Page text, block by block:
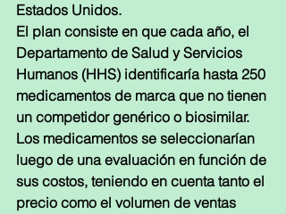
Estados Unidos.
El plan consiste en que cada año, el
Departamento de Salud y Servicios
Humanos (HHS) identificaría hasta 250
medicamentos de marca que no tienen
un competidor genérico o biosimilar.
Los medicamentos se seleccionarían
luego de una evaluación en función de
sus costos, teniendo en cuenta tanto el
precio como el volumen de ventas